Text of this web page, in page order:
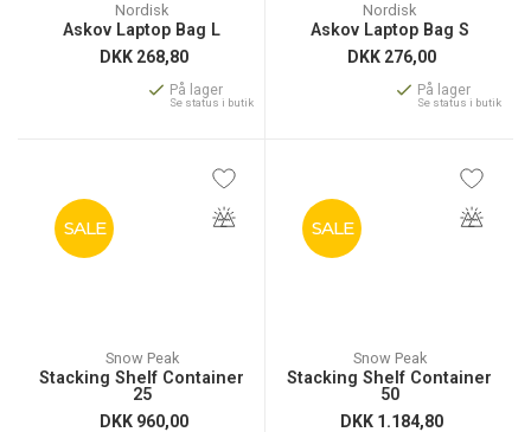
Nordisk
Askov Laptop Bag L
DKK 268,80
På lager
Se status i butik
Nordisk
Askov Laptop Bag S
DKK 276,00
På lager
Se status i butik
SALE
Snow Peak
Stacking Shelf Container
25
DKK 960,00
SALE
Snow Peak
Stacking Shelf Container
50
DKK 1.184,80